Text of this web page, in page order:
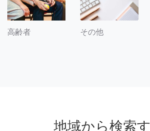
高齢者 その他
地域から検索